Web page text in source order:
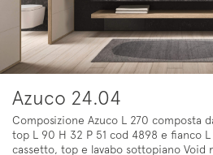
Azuco 24.04
Composizione Azuco L 270 composta
top L 90 H 32 P 51 cod 4898 e fianco
cassetto, top e lavabo sottopiano Void